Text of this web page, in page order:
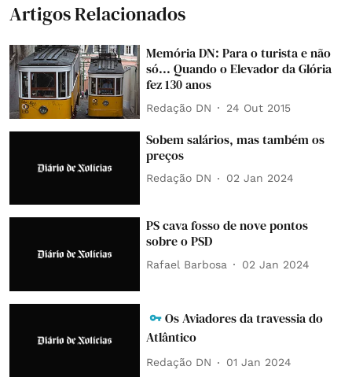
Artigos Relacionados
Memória DN: Para o turista e não
só... Quando o Elevador da Glória
fez 130 anos
Redação DN 24 Out 2015
Sobem salários, mas também os
preços
Redação DN 02 Jan 2024
PS cava fosso de nove pontos
sobre o PSD
Rafael Barbosa 02 Jan 2024
Os Aviadores da travessia do
Atlântico
Redação DN 01 Jan 2024